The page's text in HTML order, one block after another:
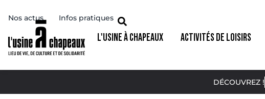
Nos actus Infos pratiques
L'USINE À CHAPEAUX ACTIVITÉS DE LOISIRS
DÉCOUVREZ !